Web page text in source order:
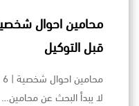
قبل التوكيل
لا يبدأ البحث عن محامين…